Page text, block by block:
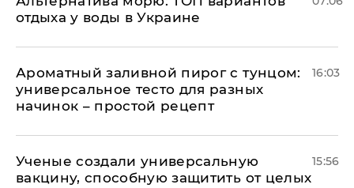
отдыха у воды в Украине
Ароматный заливной пирог с тунцом:
универсальное тесто для разных
начинок – простой рецепт
16:03
Ученые создали универсальную
вакцину, способную защитить от целых
15:56